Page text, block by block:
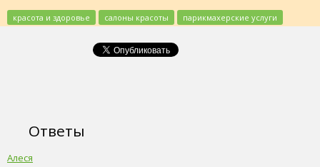
красота и здоровье салоны красоты парикмахерские услуги
Ответы
Алеся